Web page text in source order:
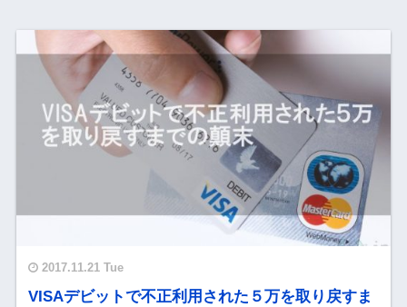
2017.11.21 Tue
VISAデビットで不正利用された５万を取り戻すま